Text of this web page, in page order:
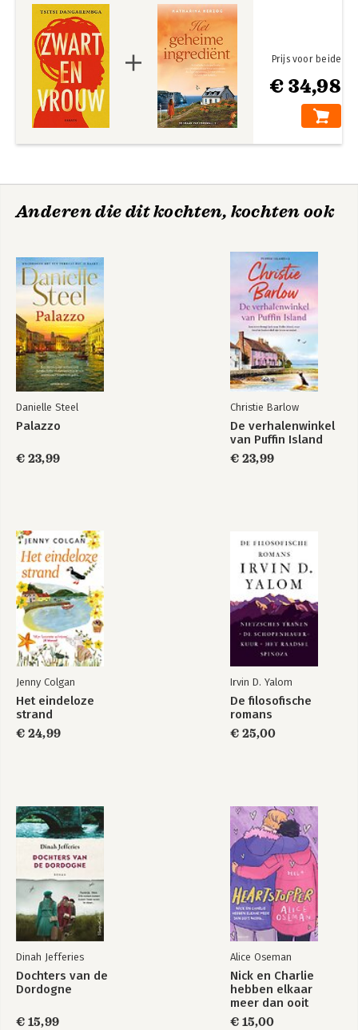
Zwart en vrouw Nervous Conditions
€ 34,98
Prijs voor beide
Anderen die dit kochten, kochten ook
Danielle Steel
Palazzo
€ 23,99
Christie Barlow
De verhalenwinkel
van Puffin Island
€ 23,99
Jenny Colgan
Het eindeloze
strand
€ 24,99
Irvin D. Yalom
De filosofische
romans
€ 25,00
Dinah Jefferies
Dochters van de
Dordogne
€ 15,99
Alice Oseman
Nick en Charlie
hebben elkaar
meer dan ooit
nodig…
€ 15,00